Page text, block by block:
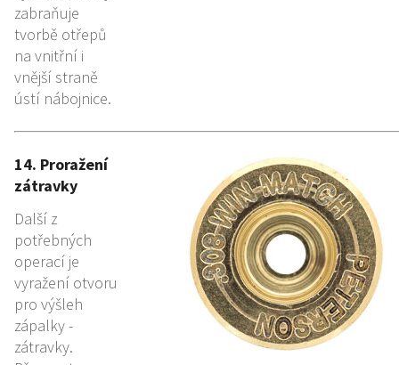
zabraňuje
tvorbě otřepů
na vnitřní i
vnější straně
ústí nábojnice.
14. Proražení
zátravky
Další z
potřebných
operací je
vyražení otvoru
pro výšleh
zápalky -
zátravky.